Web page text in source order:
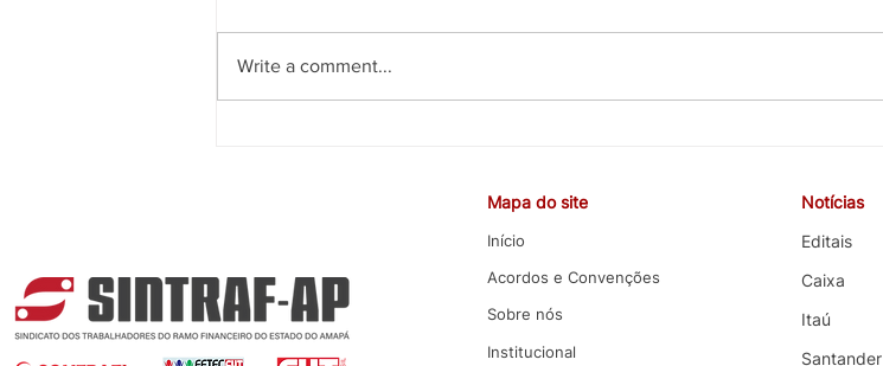
de trabalho em negociação
com o Banco do Brasil
Write a comment...
Mapa do site
Início
Acordos e Convenções
Sobre nós
Institucional
Notícias
Editais
Caixa
Itaú
Santander